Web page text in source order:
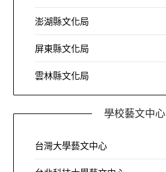
澎湖縣文化局
屏東縣文化局
雲林縣文化局
學校藝文中心
台灣大學藝文中心